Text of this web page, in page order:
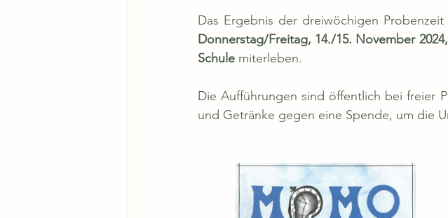
Donnerstag/Freitag, 14./15. November
Schule miterleben.
Die Aufführungen sind öffentlich bei freier
und Getränke gegen eine Spende, um die